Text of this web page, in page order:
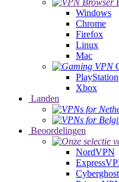
Windows
Chrome
Firefox
Linux
Mac
PlayStation
Xbox
Landen
Beoordelingen
NordVPN
Cyberghost